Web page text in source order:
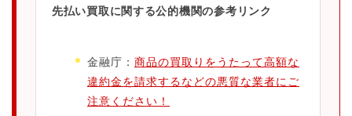
先払い買取に関する公的機関の参考リンク
金融庁： 商品の買取りをうたって高額な
違約金を請求するなどの悪質な業者にご
注意ください！